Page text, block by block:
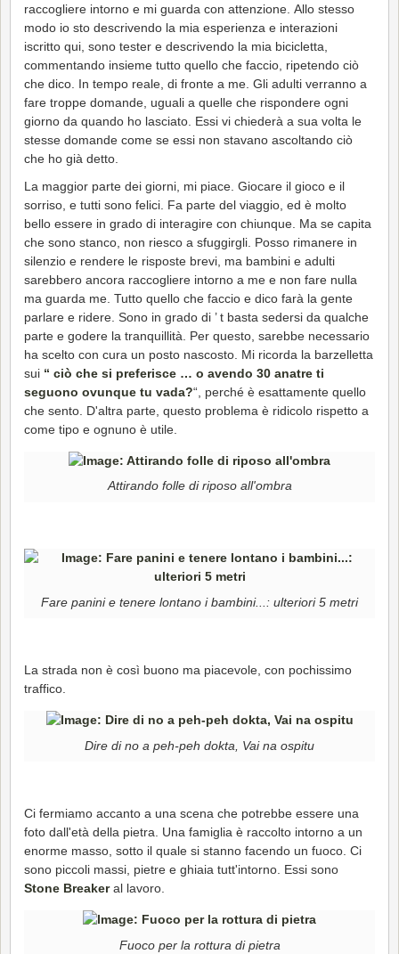
raccogliere intorno e mi guarda con attenzione. Allo stesso
modo io sto descrivendo la mia esperienza e interazioni
iscritto qui, sono tester e descrivendo la mia bicicletta,
commentando insieme tutto quello che faccio, ripetendo ciò
che dico. In tempo reale, di fronte a me. Gli adulti verranno a
fare troppe domande, uguali a quelle che rispondere ogni
giorno da quando ho lasciato. Essi vi chiederà a sua volta le
stesse domande come se essi non stavano ascoltando ciò
che ho già detto.
La maggior parte dei giorni, mi piace. Giocare il gioco e il
sorriso, e tutti sono felici. Fa parte del viaggio, ed è molto
bello essere in grado di interagire con chiunque. Ma se capita
che sono stanco, non riesco a sfuggirgli. Posso rimanere in
silenzio e rendere le risposte brevi, ma bambini e adulti
sarebbero ancora raccogliere intorno a me e non fare nulla
ma guarda me. Tutto quello che faccio e dico farà la gente
parlare e ridere. Sono in grado di ’ t basta sedersi da qualche
parte e godere la tranquillità. Per questo, sarebbe necessario
ha scelto con cura un posto nascosto. Mi ricorda la barzelletta
sui “ ciò che si preferisce … o avendo 30 anatre ti
seguono ovunque tu vada?“, perché è esattamente quello
che sento. D'altra parte, questo problema è ridicolo rispetto a
come tipo e ognuno è utile.
Attirando folle di riposo all'ombra
Fare panini e tenere lontano i bambini...: ulteriori 5 metri
La strada non è così buono ma piacevole, con pochissimo
traffico.
Dire di no a peh-peh dokta, Vai na ospitu
Ci fermiamo accanto a una scena che potrebbe essere una
foto dall'età della pietra. Una famiglia è raccolto intorno a un
enorme masso, sotto il quale si stanno facendo un fuoco. Ci
sono piccoli massi, pietre e ghiaia tutt'intorno. Essi sono
Stone Breakeral lavoro.
Fuoco per la rottura di pietra